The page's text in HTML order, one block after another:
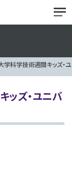
科学技術週間キッズ・ユ
ッズ・ユニバ